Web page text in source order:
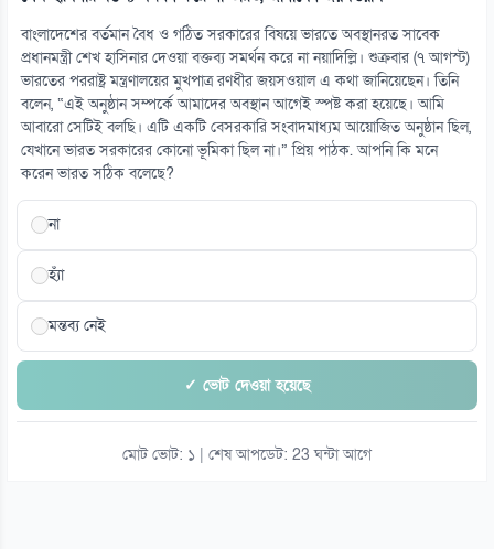
সাভারে বিএনপি নেতাকে হত্যার হুমকি, ব্যাগে গুলি-কাফন
০৮ আগস্ট
১৫
সাড়ে ৬ বছরে মোটরসাইকেল দুর্ঘটনায় নিহত ১৫৭১২
০৮ আগস্ট
বাংলাদেশের বর্তমান বৈধ ও গঠিত সরকারের বিষয়ে ভারতে অবস্থানরত সাবেক
প্রধানমন্ত্রী শেখ হাসিনার দেওয়া বক্তব্য সমর্থন করে না নয়াদিল্লি। শুক্রবার (৭ আগস্ট)
ভারতের পররাষ্ট্র মন্ত্রণালয়ের মুখপাত্র রণধীর জয়সওয়াল এ কথা জানিয়েছেন। তিনি
বলেন, “এই অনুষ্ঠান সম্পর্কে আমাদের অবস্থান আগেই স্পষ্ট করা হয়েছে। আমি
আবারো সেটিই বলছি। এটি একটি বেসরকারি সংবাদমাধ্যম আয়োজিত অনুষ্ঠান ছিল,
যেখানে ভারত সরকারের কোনো ভূমিকা ছিল না।” প্রিয় পাঠক. আপনি কি মনে
করেন ভারত সঠিক বলেছে?
না
হ্যাঁ
মন্তব্য নেই
✓ ভোট দেওয়া হয়েছে
মোট ভোট: ১ | শেষ আপডেট: 23 ঘন্টা আগে